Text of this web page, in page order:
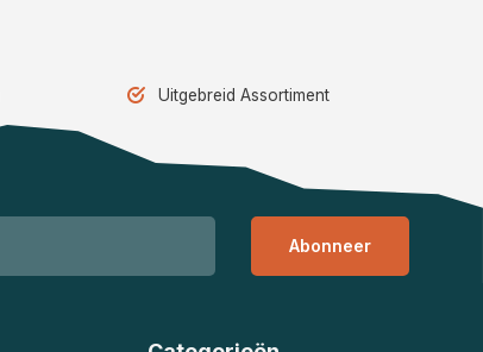
Uitgebreid Assortiment
Abonneer